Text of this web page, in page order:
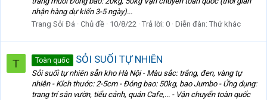
nhận hàng dự kiến 3-5 ngày)...
Trang Sỏi Đá
Chủ đề 10/8/22 Trả lời: 0 Diễn đàn: Thứ khác
T Toàn quốc SỎI SUỐI TỰ NHIÊN
Sỏi suối tự nhiên sẵn kho Hà Nội - Màu sắc: trắng, đen, vàng tự
nhiên - Kích thước: 2-5cm - Đóng bao: 50kg, bao Jumbo - Ứng dụng:
trang trí sân vườn, tiểu cảnh, quán Cafe,... - Vận chuyển toàn quốc